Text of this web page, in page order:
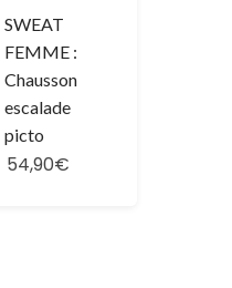
SWEAT
FEMME :
Chausson
escalade
picto
54,90€